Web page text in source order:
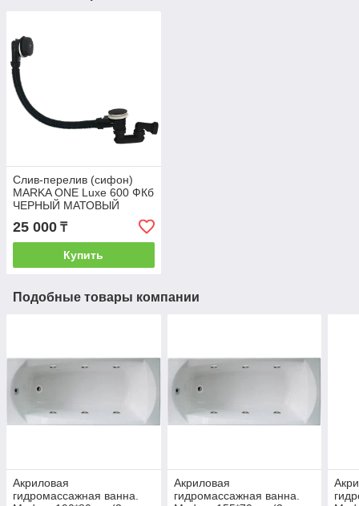
Слив-перелив (сифон)
MARKA ONE Luxe 600 ФКб
ЧЕРНЫЙ МАТОВЫЙ
25 000 ₸
Купить
Подобные товары компании
Акриловая
гидромассажная ванна.
Акриловая
гидромассажная ванна.